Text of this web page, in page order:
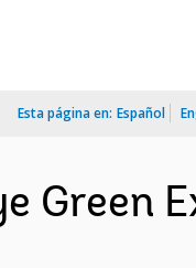
Esta página en: Español
Green